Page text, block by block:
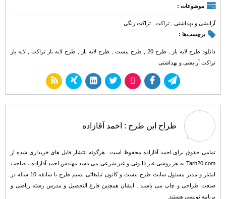
موضوعات :
آرایشی و بهداشتی , تراکت , تراکت رنگی
برچسب‌ها :
دانلود طرح لایه باز , طرح 20 , طرح بیست , طرح لایه باز , طرح لایه باز تراکت , لایه باز
تراکت آرایشی و بهداشتی
طراح این طرح : احمد آقازاده
تمامی حقوق برای احمد آقازاده محفوظ است . هرگونه انتشار فایل های خریداری شده از
Tarh20.com به هر روشی غیر قانونی و غیر شرعی می باشد.مهندس احمد آقازاده ، صاحب
امتیاز و مدیر مسئول سایت طرح بیست و کانون تبلیغاتی نسیم طرح با سابقه 10 ساله در
صنعت طراحی و چاپ می باشند . ایشان همچنین فارغ التحصیل و مدرس رشته ریاضی و
برنامه نویسی هستند.